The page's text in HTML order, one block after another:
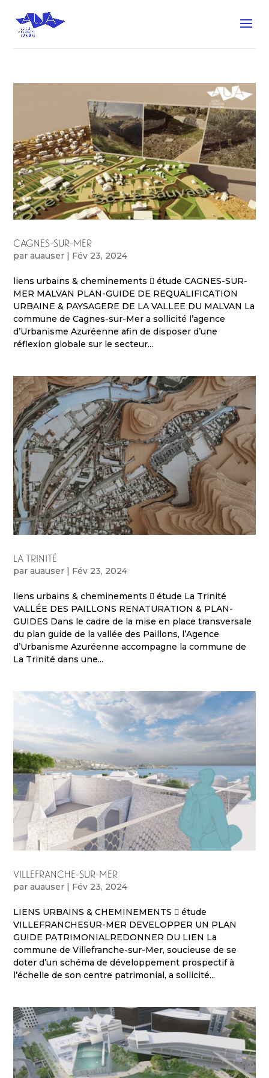
CAGNES-SUR-MER
parauauser | Fév 23, 2024
liens urbains & cheminements  étude CAGNES-SUR-
MER MALVAN PLAN-GUIDE DE REQUALIFICATION
URBAINE & PAYSAGERE DE LA VALLEE DU MALVAN La
commune de Cagnes-sur-Mer a sollicité l’agence
d’Urbanisme Azuréenne afin de disposer d’une
réflexion globale sur le secteur...
LA TRINITÉ
parauauser Fév 23, 2024
liens urbains & cheminements  étude La Trinité
VALLÉE DES PAILLONS RENATURATION & PLAN-
GUIDES Dans le cadre de la mise en place transversale
du plan guide de la vallée des Paillons, l’Agence
d’Urbanisme Azuréenne accompagne la commune de
La Trinité dans une...
VILLEFRANCHE-SUR-MER
parauauser | Fév 23, 2024
LIENS URBAINS & CHEMINEMENTS  étude
VILLEFRANCHESUR-MER DEVELOPPER UN PLAN
GUIDE PATRIMONIALREDONNER DU LIEN La
commune de Villefranche-sur-Mer, soucieuse de se
doter d’un schéma de développement prospectif à
l’échelle de son centre patrimonial, a sollicité...